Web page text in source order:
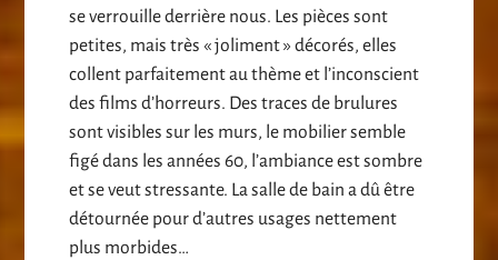
se verrouille derrière nous. Les pièces sont
petites, mais très « joliment » décorés, elles
collent parfaitement au thème et l’inconscient
des films d’horreurs. Des traces de brulures
sont visibles sur les murs, le mobilier semble
figé dans les années 60, l’ambiance est sombre
et se veut stressante. La salle de bain a dû être
détournée pour d’autres usages nettement
plus morbides…